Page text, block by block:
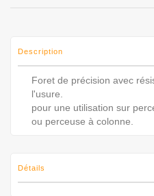
Description
Foret de précision avec
l'usure.
pour une utilisation sur
ou perceuse à colonne.
Détails